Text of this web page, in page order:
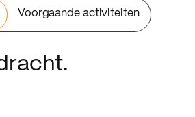
Voorgaande activiteiten